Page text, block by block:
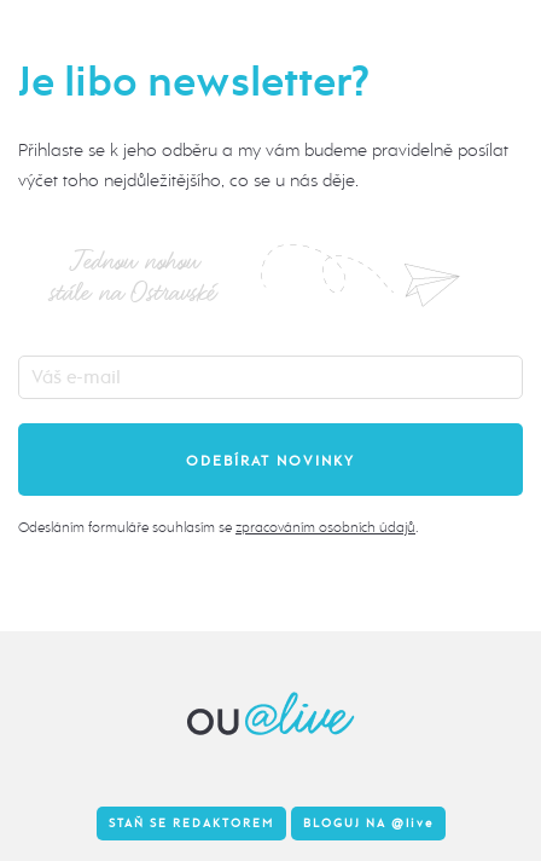
Je libo newsletter?
Přihlaste se k jeho odběru a my vám budeme pravidelně posílat
výčet toho nejdůležitějšího, co se u nás děje.
Jednou nohou
stále na Ostravské
Odesláním formuláře souhlasím se zpracováním osobních údajů.
STAŇ SE REDAKTOREM BLOGUJ NA @live